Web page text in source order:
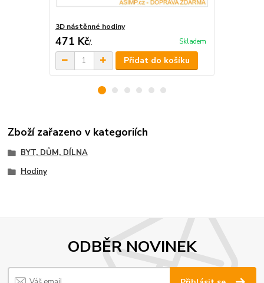
3D nástěnné hodiny
471 Kč/. Skladem
Přidat do košíku
Zboží zařazeno v kategoriích
BYT, DŮM, DÍLNA
Hodiny
ODBĚR NOVINEK